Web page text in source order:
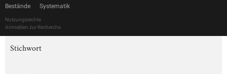
Bestände Systematik
Nutzungsrechte
Anmelden zur Recherche
Stichwort